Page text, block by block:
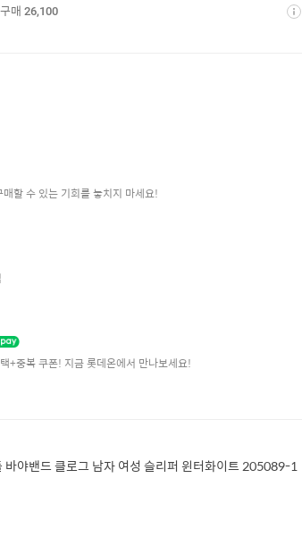
상
구매 26,100
할 수 있는 기회를 놓치지 마세요!
+중복 쿠폰! 지금 롯데온에서 만나보세요!
바야밴드 클로그 남자 여성 슬리퍼 윈터화이트 205089-1